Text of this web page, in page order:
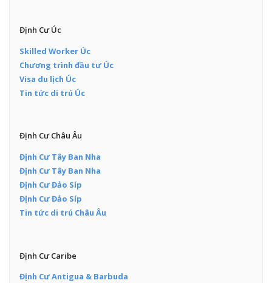
Định Cư Úc
Skilled Worker Úc
Chương trình đầu tư Úc
Visa du lịch Úc
Tin tức di trú Úc
Định Cư Châu Âu
Định Cư Tây Ban Nha
Định Cư Tây Ban Nha
Định Cư Đảo Síp
Định Cư Đảo Síp
Tin tức di trú Châu Âu
Định Cư Caribe
Định Cư Antigua & Barbuda